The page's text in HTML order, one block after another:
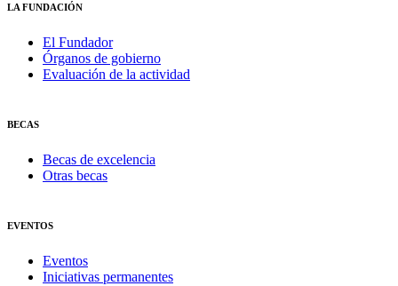
LA FUNDACIÓN
El Fundador
Órganos de gobierno
Evaluación de la actividad
BECAS
Becas de excelencia
Otras becas
EVENTOS
Eventos
Iniciativas permanentes